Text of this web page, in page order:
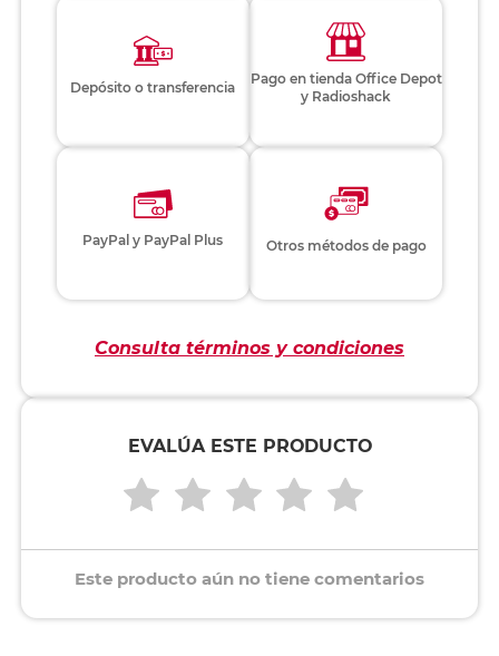
Depósito o transferencia
Pago en tienda Office Depot
y Radioshack
PayPal y PayPal Plus Otros métodos de pago
Consulta términos y condiciones
EVALÚA ESTE PRODUCTO
Este producto aún no tiene comentarios